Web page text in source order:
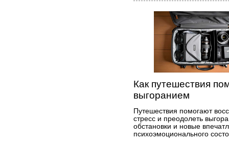
Как путешествия
выгоранием
Путешествия помогают
стресс и преодолеть
обстановки и новые
психоэмоционального